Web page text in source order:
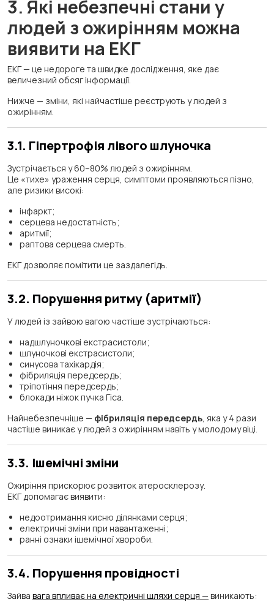
3. Які небезпечні стани у
людей з ожирінням можна
виявити на ЕКГ
ЕКГ — це недороге та швидке дослідження, яке дає
величезний обсяг інформації.
Нижче — зміни, які найчастіше реєструють у людей з
ожирінням.
3.1. Гіпертрофія лівого шлуночка
Зустрічається у 60–80% людей з ожирінням.
Це «тихе» ураження серця, симптоми проявляються пізно,
але ризики високі:
інфаркт;
серцева недостатність;
аритмії;
раптова серцева смерть.
ЕКГ дозволяє помітити це заздалегідь.
3.2. Порушення ритму (аритмії)
У людей із зайвою вагою частіше зустрічаються:
надшлуночкові екстрасистоли;
шлуночкові екстрасистоли;
синусова тахікардія;
фібриляція передсердь;
тріпотіння передсердь;
блокади ніжок пучка Гіса.
Найнебезпечніше — фібриляція передсердь , яка у 4 рази
частіше виникає у людей з ожирінням навіть у молодому віці.
3.3. Ішемічні зміни
Ожиріння прискорює розвиток атеросклерозу.
ЕКГ допомагає виявити:
недоотримання кисню ділянками серця;
електричні зміни при навантаженні;
ранні ознаки ішемічної хвороби.
3.4. Порушення провідності
Зайва вага впливає на електричні шляхи серця — виникають: